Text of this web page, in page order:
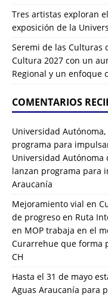
Tres artistas exploran
exposición de la
Seremi de las Culturas
Cultura 2027 con un
Regional y un enfoque
COMENTARIOS
Universidad Autónoma,
programa para
Universidad Autónoma
lanzan programa para
Araucanía
Mejoramiento vial en
de progreso en Ruta
en MOP trabaja en el
Curarrehue que forma
CH
Hasta el 31 de mayo
Aguas Araucanía para